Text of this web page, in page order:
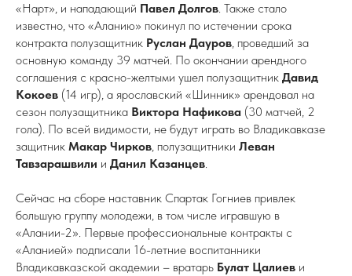
«Нарт», и нападающий Павел Долгов. Также стало
известно, что «Аланию» покинул по истечении срока
контракта полузащитник Руслан Дауров, проведший за
основную команду 39 матчей. По окончании арендного
соглашения с красно-желтыми ушел полузащитник Давид
Кокоев (14 игр), а ярославский «Шинник» арендовал на
сезон полузащитника Виктора Нафикова (30 матчей, 2
гола). По всей видимости, не будут играть во Владикавказе
защитник Макар Чирков, полузащитники Леван
Тавзарашвили и Данил Казанцев.
Сейчас на сборе наставник Спартак Гогниев привлек
большую группу молодежи, в том числе игравшую в
«Алании-2». Первые профессиональные контракты с
«Аланией» подписали 16-летние воспитанники
Владикавказской академии – вратарь Булат Цалиев и